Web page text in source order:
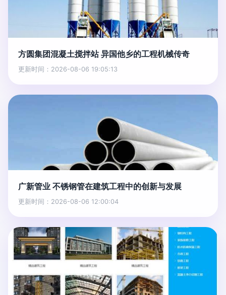
方圆集团混凝土搅拌站 异国他乡的工程机械传奇
更新时间：2026-08-06 19:05:13
广新管业 不锈钢管在建筑工程中的创新与发展
更新时间：2026-08-06 12:00:04